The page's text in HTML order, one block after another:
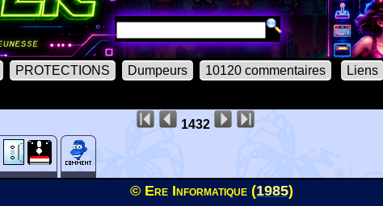
PROTECTIONS Dumpeurs 10120 commentaires Liens
1432
© Ere Informatique (1985)